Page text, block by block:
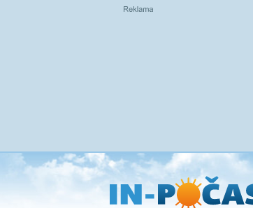
Přejít
na
hlavní
obsah